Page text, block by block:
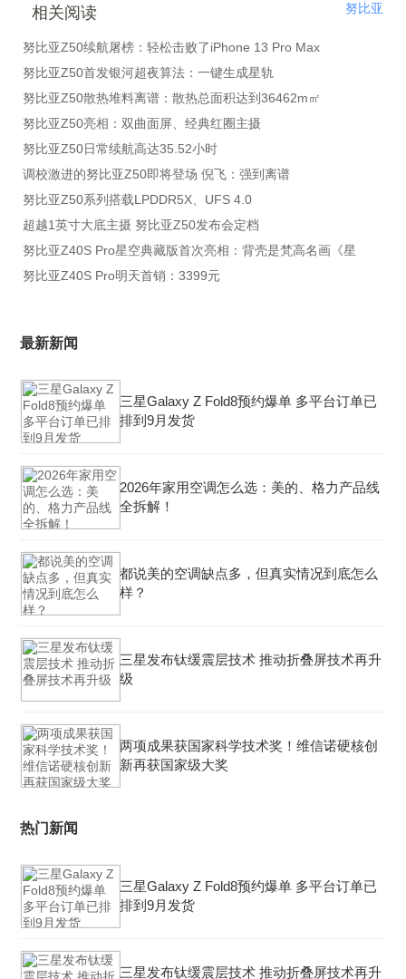
相关阅读 努比亚
努比亚Z50续航屠榜：轻松击败了iPhone 13 Pro Max
努比亚Z50首发银河超夜算法：一键生成星轨
努比亚Z50散热堆料离谱：散热总面积达到36462m㎡
努比亚Z50亮相：双曲面屏、经典红圈主摄
努比亚Z50日常续航高达35.52小时
调校激进的努比亚Z50即将登场 倪飞：强到离谱
努比亚Z50系列搭载LPDDR5X、UFS 4.0
超越1英寸大底主摄 努比亚Z50发布会定档
努比亚Z40S Pro星空典藏版首次亮相：背壳是梵高名画《星
努比亚Z40S Pro明天首销：3399元
最新新闻
三星Galaxy Z Fold8预约爆单 多平台订单已
排到9月发货
2026年家用空调怎么选：美的、格力产品线
全拆解！
都说美的空调缺点多，但真实情况到底怎么
样？
三星发布钛缓震层技术 推动折叠屏技术再升
级
两项成果获国家科学技术奖！维信诺硬核创
新再获国家级大奖
热门新闻
三星Galaxy Z Fold8预约爆单 多平台订单已
排到9月发货
三星发布钛缓震层技术 推动折叠屏技术再升